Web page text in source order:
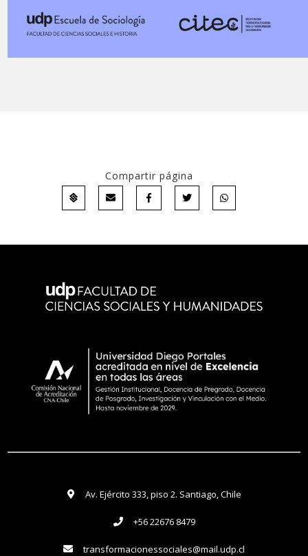
Compartir página
Av. Ejército 333, piso 2. Santiago, Chile
+56 22676 8479
transformacionessociales@mail.udp.cl